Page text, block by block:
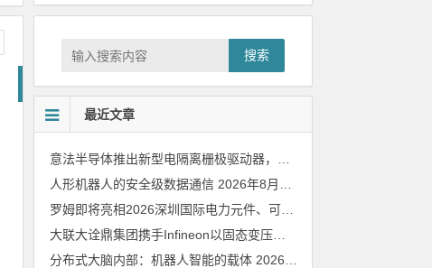
搜索
最近文章
人形机器人的安全级数据通信 2026年8月8日
罗姆即将亮相2026深圳国际电力元件、可再生能源管理展览会暨研讨会
大联大诠鼎集团携手Infineon以固态变压器重构配电效率新标杆
分布式大脑内部：机器人智能的载体 2026年8月6日